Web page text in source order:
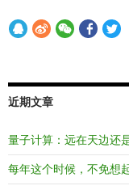
近期文章
量子计算：远在天边还
每年这个时候，不免想